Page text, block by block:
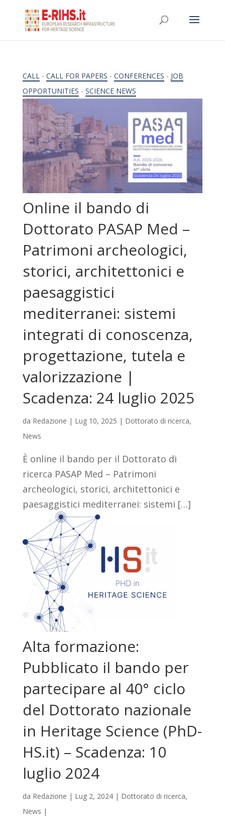
CALL- CALL FOR PAPERS - CONFERENCES - JOB
OPPORTUNITIES - SCIENCE NEWS
Online il bando di
Dottorato PASAP Med –
Patrimoni archeologici,
storici, architettonici e
paesaggistici
mediterranei: sistemi
integrati di conoscenza,
progettazione, tutela e
valorizzazione |
Scadenza: 24 luglio 2025
da Redazione | Lug 10, 2025 | Dottorato di ricerca,
News
È online il bando per il Dottorato di
ricerca PASAP Med – Patrimoni
archeologici, storici, architettonici e
paesaggistici mediterranei: sistemi […]
Alta formazione:
Pubblicato il bando per
partecipare al 40° ciclo
del Dottorato nazionale
in Heritage Science (PhD-
HS.it) – Scadenza: 10
luglio 2024
da Redazione | Lug 2, 2024| Dottorato di ricerca,
News |